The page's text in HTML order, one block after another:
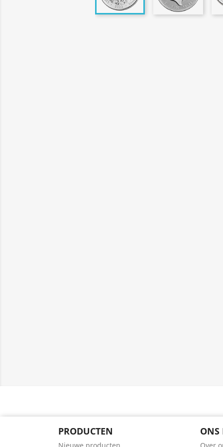
PRODUCTEN ONS